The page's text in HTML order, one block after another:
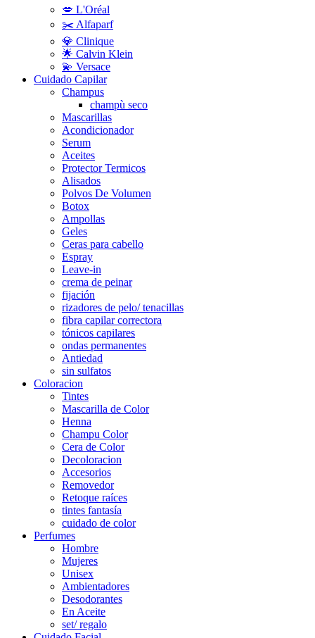
💋 L'Oréal
✂️ Alfaparf
💎 Clinique
🌟 Calvin Klein
💫 Versace
Cuidado Capilar
Champus
champù seco
Mascarillas
Acondicionador
Serum
Aceites
Protector Termicos
Alisados
Polvos De Volumen
Botox
Ampollas
Geles
Ceras para cabello
Espray
Leave-in
crema de peinar
fijación
rizadores de pelo/ tenacillas
fibra capilar correctora
tónicos capilares
ondas permanentes
Antiedad
sin sulfatos
Coloracion
Tintes
Mascarilla de Color
Henna
Champu Color
Cera de Color
Decoloracion
Accesorios
Removedor
Retoque raíces
tintes fantasía
cuidado de color
Perfumes
Hombre
Mujeres
Unisex
Ambientadores
Desodorantes
En Aceite
set/ regalo